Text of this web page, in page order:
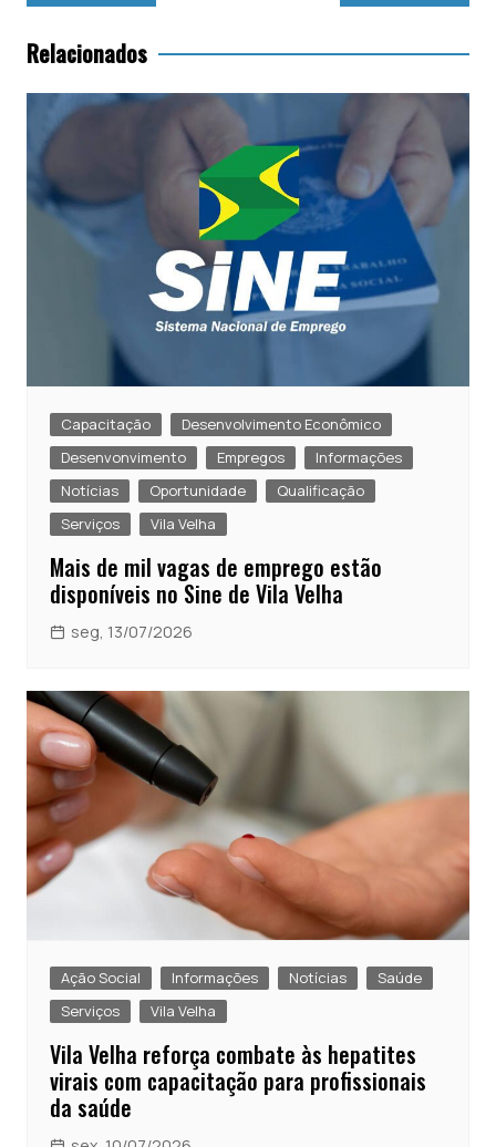
A
p
p
b
o
o
Post
Relacionados
Capacitação
Desenvolvimento Econômico
Desenvonvimento
Empregos
Informações
Notícias
Oportunidade
Qualificação
Serviços
Vila Velha
Mais de mil vagas de emprego estão
disponíveis no Sine de Vila Velha
seg, 13/07/2026
Ação Social Informações Notícias
Saúde
Serviços
Vila Velha
Vila Velha reforça combate às hepatites
virais com capacitação para profissionais
da saúde